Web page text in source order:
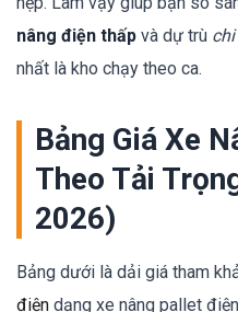
nâng điện thấp và dự trù
nhất là kho chạy theo ca.
Bảng Giá Xe
Theo Tải
2026)
Bảng dưới là dải giá tham
điện dạng xe nâng pallet